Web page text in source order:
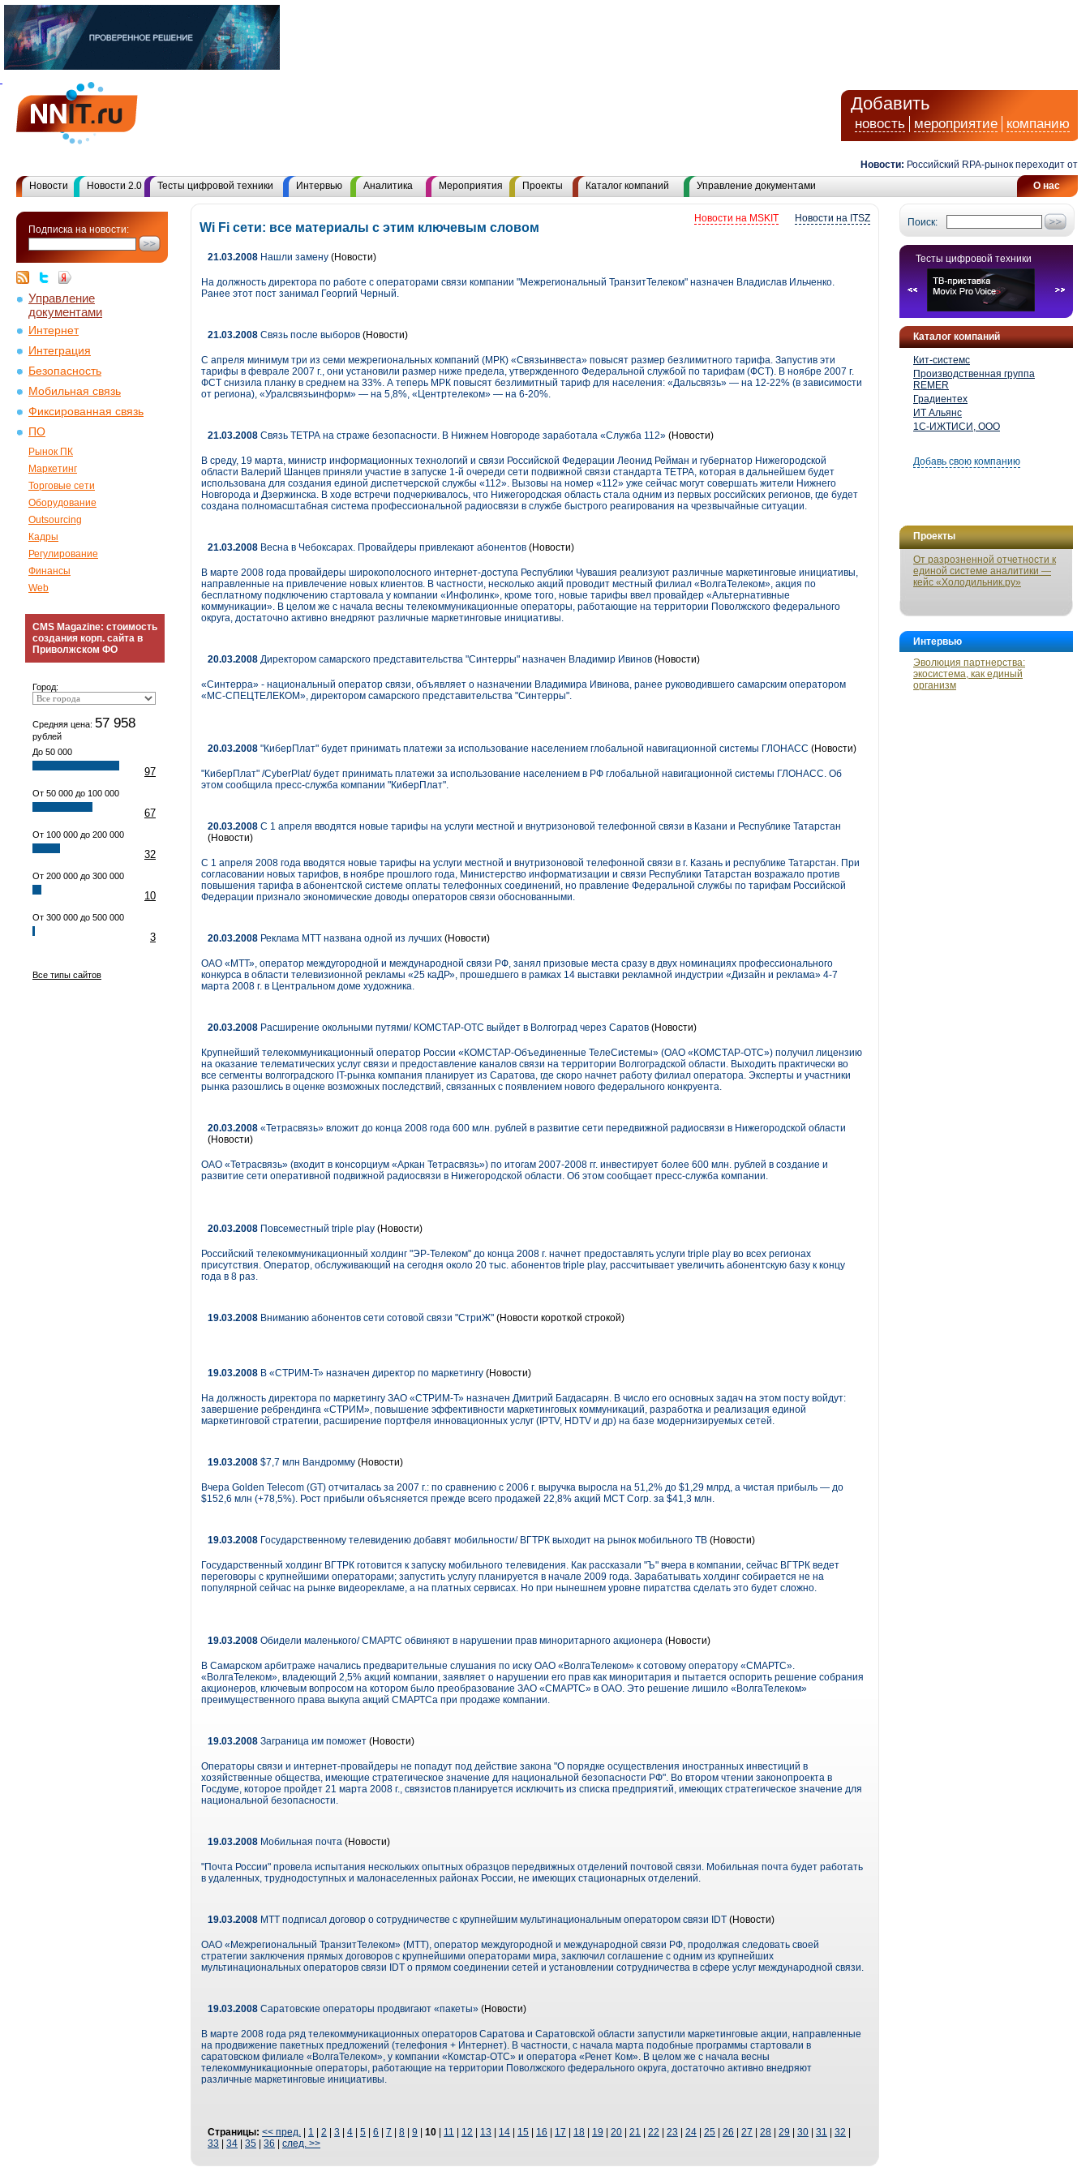
Добавить
новость мероприятие компанию
Новости: Российский RPA-рынок переходит от
О нас
Новости Новости 2.0 Тесты цифровой техники Интервью Аналитика Мероприятия Проекты Каталог компаний Управление документами
Подписка на новости:
Управление
документами
Интернет
Интеграция
Безопасность
Мобильная связь
Фиксированная связь
ПО
Рынок ПК
Маркетинг
Торговые сети
Оборудование
Outsourcing
Кадры
Регулирование
Финансы
Web
CMS Magazine: стоимость
создания корп. сайта в
Приволжском ФО
Город:
Средняя цена: 57 958
рублей
До 50 000
97
От 50 000 до 100 000
67
От 100 000 до 200 000
32
От 200 000 до 300 000
10
От 300 000 до 500 000
3
Все типы сайтов
Поиск:
Тесты цифровой техники
Каталог компаний
Кит-системс
Производственная группа
REMER
Градиентех
ИТ Альянс
1С-ИЖТИСИ, ООО
Добавь свою компанию
Проекты
От разрозненной отчетности к
единой системе аналитики —
кейс «Холодильник.ру»
Интервью
Эволюция партнерства:
экосистема, как единый
организм
Новости на ITSZ
Новости на MSKIT
Wi Fi сети: все материалы с этим ключевым словом
21.03.2008 Нашли замену (Новости)
На должность директора по работе с операторами связи компании "Межрегиональный ТранзитТелеком" назначен Владислав Ильченко.
Ранее этот пост занимал Георгий Черный.
21.03.2008 Связь после выборов (Новости)
С апреля минимум три из семи межрегиональных компаний (МРК) «Связьинвеста» повысят размер безлимитного тарифа. Запустив эти
тарифы в феврале 2007 г., они установили размер ниже предела, утвержденного Федеральной службой по тарифам (ФСТ). В ноябре 2007 г.
ФСТ снизила планку в среднем на 33%. А теперь МРК повысят безлимитный тариф для населения: «Дальсвязь» — на 12-22% (в зависимости
от региона), «Уралсвязьинформ» — на 5,8%, «Центртелеком» — на 6-20%.
21.03.2008 Связь ТЕТРА на страже безопасности. В Нижнем Новгороде заработала «Служба 112» (Новости)
В среду, 19 марта, министр информационных технологий и связи Российской Федерации Леонид Рейман и губернатор Нижегородской
области Валерий Шанцев приняли участие в запуске 1-й очереди сети подвижной связи стандарта ТЕТРА, которая в дальнейшем будет
использована для создания единой диспетчерской службы «112». Вызовы на номер «112» уже сейчас могут совершать жители Нижнего
Новгорода и Дзержинска. В ходе встречи подчеркивалось, что Нижегородская область стала одним из первых российских регионов, где будет
создана полномасштабная система профессиональной радиосвязи в службе быстрого реагирования на чрезвычайные ситуации.
21.03.2008 Весна в Чебоксарах. Провайдеры привлекают абонентов (Новости)
В марте 2008 года провайдеры широкополосного интернет-доступа Республики Чувашия реализуют различные маркетинговые инициативы,
направленные на привлечение новых клиентов. В частности, несколько акций проводит местный филиал «ВолгаТелеком», акция по
бесплатному подключению стартовала у компании «Инфолинк», кроме того, новые тарифы ввел провайдер «Альтернативные
коммуникации». В целом же с начала весны телекоммуникационные операторы, работающие на территории Поволжского федерального
округа, достаточно активно внедряют различные маркетинговые инициативы.
20.03.2008 Директором самарского представительства "Синтерры" назначен Владимир Ивинов (Новости)
«Синтерра» - национальный оператор связи, объявляет о назначении Владимира Ивинова, ранее руководившего самарским оператором
«МС-СПЕЦТЕЛЕКОМ», директором самарского представительства "Синтерры".
20.03.2008 "КиберПлат" будет принимать платежи за использование населением глобальной навигационной системы ГЛОНАСС (Новости)
"КиберПлат" /CyberPlat/ будет принимать платежи за использование населением в РФ глобальной навигационной системы ГЛОНАСС. Об
этом сообщила пресс-служба компании "КиберПлат".
20.03.2008 С 1 апреля вводятся новые тарифы на услуги местной и внутризоновой телефонной связи в Казани и Республике Татарстан
(Новости)
С 1 апреля 2008 года вводятся новые тарифы на услуги местной и внутризоновой телефонной связи в г. Казань и республике Татарстан. При
согласовании новых тарифов, в ноябре прошлого года, Министерство информатизации и связи Республики Татарстан возражало против
повышения тарифа в абонентской системе оплаты телефонных соединений, но правление Федеральной службы по тарифам Российской
Федерации признало экономические доводы операторов связи обоснованными.
20.03.2008 Реклама МТТ названа одной из лучших (Новости)
ОАО «МТТ», оператор междугородной и международной связи РФ, занял призовые места сразу в двух номинациях профессионального
конкурса в области телевизионной рекламы «25 каДР», прошедшего в рамках 14 выставки рекламной индустрии «Дизайн и реклама» 4-7
марта 2008 г. в Центральном доме художника.
20.03.2008 Расширение окольными путями/ КОМСТАР-ОТС выйдет в Волгоград через Саратов (Новости)
Крупнейший телекоммуникационный оператор России «КОМСТАР-Объединенные ТелеСистемы» (ОАО «КОМСТАР-ОТС») получил лицензию
на оказание телематических услуг связи и предоставление каналов связи на территории Волгоградской области. Выходить практически во
все сегменты волгоградского IT-рынка компания планирует из Саратова, где скоро начнет работу филиал оператора. Эксперты и участники
рынка разошлись в оценке возможных последствий, связанных с появлением нового федерального конкруента.
20.03.2008 «Тетрасвязь» вложит до конца 2008 года 600 млн. рублей в развитие сети передвижной радиосвязи в Нижегородской области
(Новости)
ОАО «Тетрасвязь» (входит в консорциум «Аркан Тетрасвязь») по итогам 2007-2008 гг. инвестирует более 600 млн. рублей в создание и
развитие сети оперативной подвижной радиосвязи в Нижегородской области. Об этом сообщает пресс-служба компании.
20.03.2008 Повсеместный triple play (Новости)
Российский телекоммуникационный холдинг "ЭР-Телеком" до конца 2008 г. начнет предоставлять услуги triple play во всех регионах
присутствия. Оператор, обслуживающий на сегодня около 20 тыс. абонентов triple play, рассчитывает увеличить абонентскую базу к концу
года в 8 раз.
19.03.2008 Вниманию абонентов сети сотовой связи "СтриЖ" (Новости короткой строкой)
19.03.2008 В «СТРИМ-Т» назначен директор по маркетингу (Новости)
На должность директора по маркетингу ЗАО «СТРИМ-Т» назначен Дмитрий Багдасарян. В число его основных задач на этом посту войдут:
завершение ребрендинга «СТРИМ», повышение эффективности маркетинговых коммуникаций, разработка и реализация единой
маркетинговой стратегии, расширение портфеля инновационных услуг (IPTV, HDTV и др) на базе модернизируемых сетей.
19.03.2008 $7,7 млн Вандромму (Новости)
Вчера Golden Telecom (GT) отчиталась за 2007 г.: по сравнению с 2006 г. выручка выросла на 51,2% до $1,29 млрд, а чистая прибыль — до
$152,6 млн (+78,5%). Рост прибыли объясняется прежде всего продажей 22,8% акций MCT Corp. за $41,3 млн.
19.03.2008 Государственному телевидению добавят мобильности/ ВГТРК выходит на рынок мобильного ТВ (Новости)
Государственный холдинг ВГТРК готовится к запуску мобильного телевидения. Как рассказали "Ъ" вчера в компании, сейчас ВГТРК ведет
переговоры с крупнейшими операторами; запустить услугу планируется в начале 2009 года. Зарабатывать холдинг собирается не на
популярной сейчас на рынке видеорекламе, а на платных сервисах. Но при нынешнем уровне пиратства сделать это будет сложно.
19.03.2008 Обидели маленького/ СМАРТС обвиняют в нарушении прав миноритарного акционера (Новости)
В Самарском арбитраже начались предварительные слушания по иску ОАО «ВолгаТелеком» к сотовому оператору «СМАРТС».
«ВолгаТелеком», владеющий 2,5% акций компании, заявляет о нарушении его прав как миноритария и пытается оспорить решение собрания
акционеров, ключевым вопросом на котором было преобразование ЗАО «СМАРТС» в ОАО. Это решение лишило «ВолгаТелеком»
преимущественного права выкупа акций СМАРТСа при продаже компании.
19.03.2008 Заграница им поможет (Новости)
Операторы связи и интернет-провайдеры не попадут под действие закона "О порядке осуществления иностранных инвестиций в
хозяйственные общества, имеющие стратегическое значение для национальной безопасности РФ". Во втором чтении законопроекта в
Госдуме, которое пройдет 21 марта 2008 г., связистов планируется исключить из списка предприятий, имеющих стратегическое значение для
национальной безопасности.
19.03.2008 Мобильная почта (Новости)
"Почта России" провела испытания нескольких опытных образцов передвижных отделений почтовой связи. Мобильная почта будет работать
в удаленных, труднодоступных и малонаселенных районах России, не имеющих стационарных отделений.
19.03.2008 МТТ подписал договор о сотрудничестве с крупнейшим мультинациональным оператором связи IDT (Новости)
ОАО «Межрегиональный ТранзитТелеком» (МТТ), оператор междугородной и международной связи РФ, продолжая следовать своей
стратегии заключения прямых договоров с крупнейшими операторами мира, заключил соглашение с одним из крупнейших
мультинациональных операторов связи IDT о прямом соединении сетей и установлении сотрудничества в сфере услуг международной связи.
19.03.2008 Саратовские операторы продвигают «пакеты» (Новости)
В марте 2008 года ряд телекоммуникационных операторов Саратова и Саратовской области запустили маркетинговые акции, направленные
на продвижение пакетных предложений (телефония + Интернет). В частности, с начала марта подобные программы стартовали в
саратовском филиале «ВолгаТелеком», у компании «Комстар-ОТС» и оператора «Ренет Ком». В целом же с начала весны
телекоммуникационные операторы, работающие на территории Поволжского федерального округа, достаточно активно внедряют
различные маркетинговые инициативы.
Страницы: << пред. 1 2 3 4 5 6 7 8 9 10 11 12 13 14 15 16 17 18 19 20 21 22 23 24 25 26 27 28 29 30 31 32
33
34 35 36 след. >>